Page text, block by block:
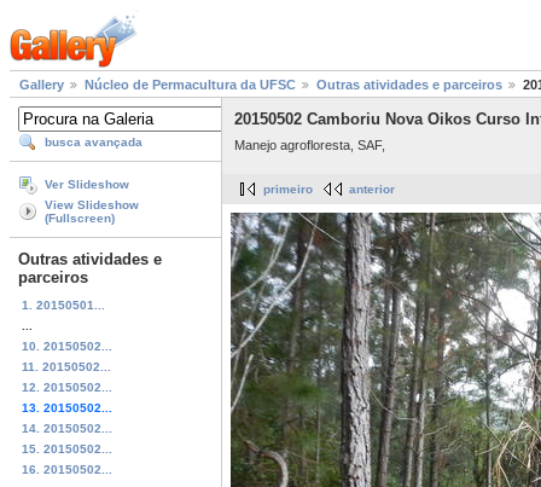
Gallery Núcleo de Permacultura da UFSC Outras atividades e parceiros
busca avançada
Ver Slideshow
View Slideshow
(Fullscreen)
Outras atividades e
parceiros
1. 20150501...
10. 20150502...
11. 20150502...
12. 20150502...
13. 20150502...
14. 20150502...
15. 20150502...
16. 20150502...
20150502 Camboriu Nova Oikos Curso
Manejo agrofloresta, SAF,
primeiro anterior